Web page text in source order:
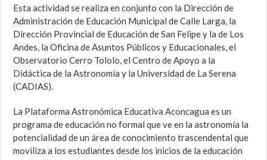
Esta actividad se realiza en conjunto con la Dirección de
Administración de Educación Municipal de Calle Larga, la
Dirección Provincial de Educación de San Felipe y la de Los
Andes, la Oficina de Asuntos Públicos y Educacionales, el
Observatorio Cerro Tololo, el Centro de Apoyo a la
Didáctica de la Astronomía y la Universidad de La Serena
(CADIAS).
La Plataforma Astronómica Educativa Aconcagua es un
programa de educación no formal que ve en la astronomía la
potencialidad de un área de conocimiento trascendental que
moviliza a los estudiantes desde los inicios de la educación